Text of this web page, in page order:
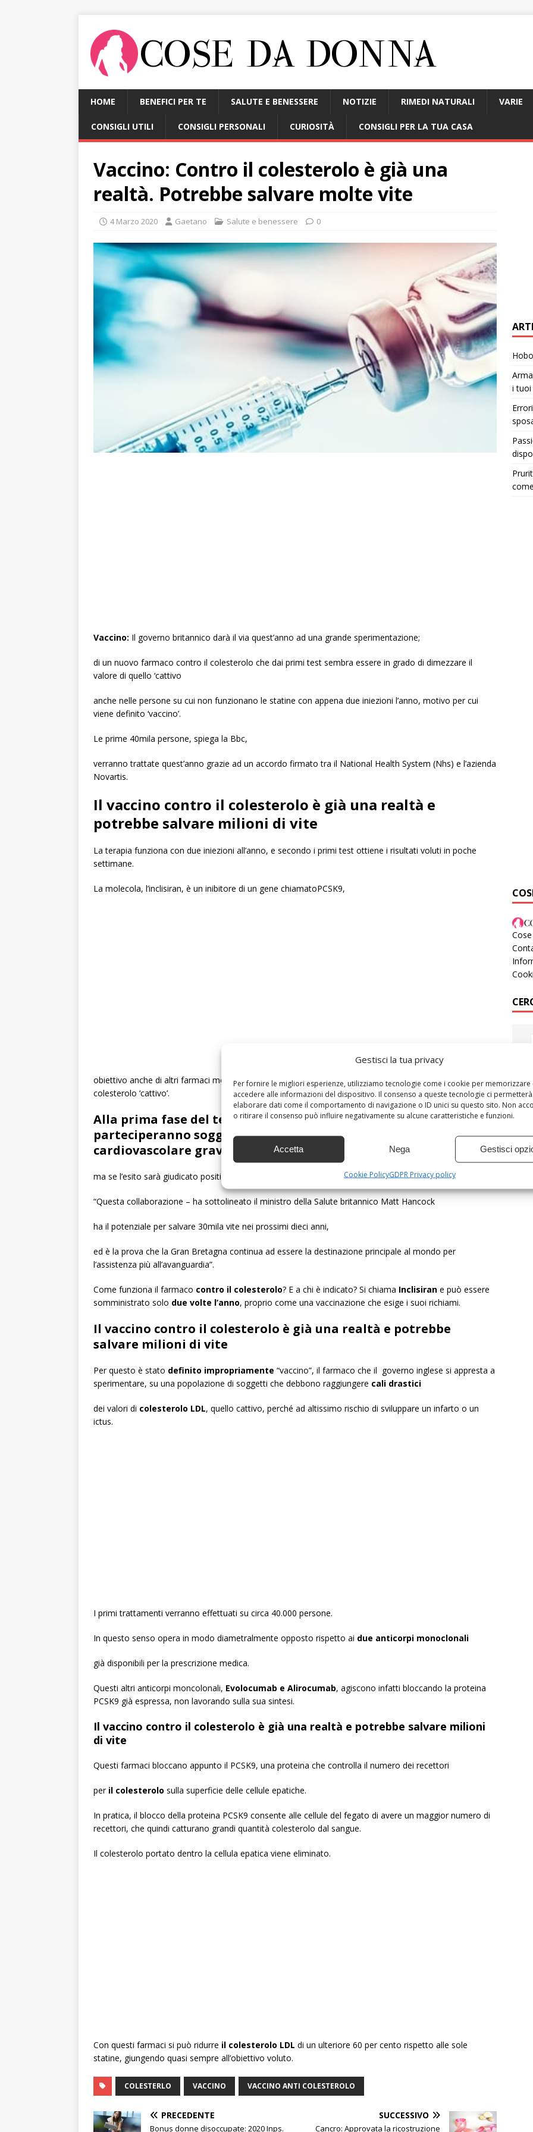
Gestisci la tua privacy
Per fornire le migliori esperienze, utilizziamo tecnologie come i cookie per memorizzare
accedere alle informazioni del dispositivo. Il consenso a queste tecnologie ci
elaborare dati come il comportamento di navigazione o ID unici su questo sito. Non
o ritirare il consenso può influire negativamente su alcune caratteristiche e funzioni.
Accetta Nega Gestisci
Cookie PolicyGDPR Privacy policy
HOME BENEFICI PER TE SALUTE E BENESSERE NOTIZIE RIMEDI NATURALI VARIE
CONSIGLI UTILI CONSIGLI PERSONALI CURIOSITÀ CONSIGLI PER LA TUA CASA
Vaccino: Contro il colesterolo è già una
realtà. Potrebbe salvare molte vite
4 Marzo 2020 Gaetano Salute e benessere 0
Vaccino: Il governo britannico darà il via quest’anno ad una grande sperimentazione;
di un nuovo farmaco contro il colesterolo che dai primi test sembra essere in grado di dimezzare il
valore di quello ‘cattivo
anche nelle persone su cui non funzionano le statine con appena due iniezioni l’anno, motivo per cui
viene definito ‘vaccino’.
Le prime 40mila persone, spiega la Bbc,
verranno trattate quest’anno grazie ad un accordo firmato tra il National Health System (Nhs) e l’azienda
Novartis.
Il vaccino contro il colesterolo è già una realtà e
potrebbe salvare milioni di vite
La terapia funziona con due iniezioni all’anno, e secondo i primi test ottiene i risultati voluti in poche
settimane.
La molecola, l’inclisiran, è un inibitore di un gene chiamatoPCSK9,
obiettivo anche di altri farmaci messi a punto da diverse aziende, e permette al fegato di assorbire più
colesterolo ‘cattivo’.
Alla prima fase del test, che sarà limitata all’Inghilterra,
parteciperanno soggetti che non hanno avuto un evento
cardiovascolare grave ma sono considerati ad alto rischio.
ma se l’esito sarà giudicato positivo l’utilizzo verrà esteso, comprendendo almeno 300mila persone.
“Questa collaborazione – ha sottolineato il ministro della Salute britannico Matt Hancock
ha il potenziale per salvare 30mila vite nei prossimi dieci anni,
ed è la prova che la Gran Bretagna continua ad essere la destinazione principale al mondo per
l’assistenza più all’avanguardia”.
Come funziona il farmaco contro il colesterolo? E a chi è indicato? Si chiama Inclisiran e può essere
somministrato solo due volte l’anno, proprio come una vaccinazione che esige i suoi richiami.
Il vaccino contro il colesterolo è già una realtà e potrebbe
salvare milioni di vite
Per questo è stato definito impropriamente “vaccino”, il farmaco che il governo inglese si appresta a
sperimentare, su una popolazione di soggetti che debbono raggiungere cali drastici
dei valori di colesterolo LDL, quello cattivo, perché ad altissimo rischio di sviluppare un infarto o un
ictus.
I primi trattamenti verranno effettuati su circa 40.000 persone.
In questo senso opera in modo diametralmente opposto rispetto ai due anticorpi monoclonali
già disponibili per la prescrizione medica.
Questi altri anticorpi moncolonali, Evolocumab e Alirocumab, agiscono infatti bloccando la proteina
PCSK9 già espressa, non lavorando sulla sua sintesi.
Il vaccino contro il colesterolo è già una realtà e potrebbe salvare milioni
di vite
Questi farmaci bloccano appunto il PCSK9, una proteina che controlla il numero dei recettori
peril colesterolo sulla superficie delle cellule epatiche.
In pratica, il blocco della proteina PCSK9 consente alle cellule del fegato di avere un maggior numero di
recettori, che quindi catturano grandi quantità colesterolo dal sangue.
Il colesterolo portato dentro la cellula epatica viene eliminato.
Con questi farmaci si può ridurre il colesterolo LDL di un ulteriore 60 per cento rispetto alle sole
statine, giungendo quasi sempre all’obiettivo voluto.
COLESTERLO VACCINO VACCINO ANTI COLESTEROLO
PRECEDENTE
Bonus donne disoccupate: 2020 Inps.
SUCCESSIVO
Cancro: Approvata la ricostruzione
i tuoi